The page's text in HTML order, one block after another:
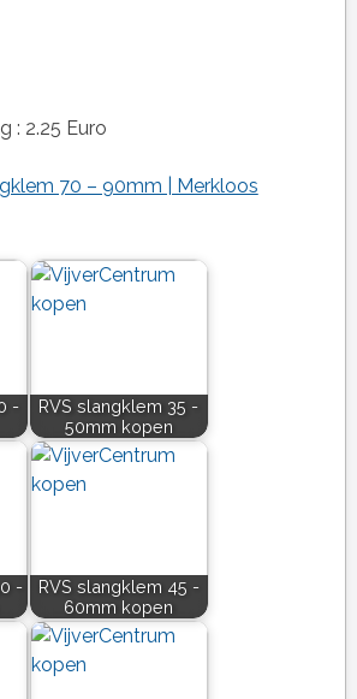
: 2.25 Euro
70 – 90mm | Merkloos
-
RVS slangklem 35 -
50mm kopen
-
RVS slangklem 45 -
60mm kopen